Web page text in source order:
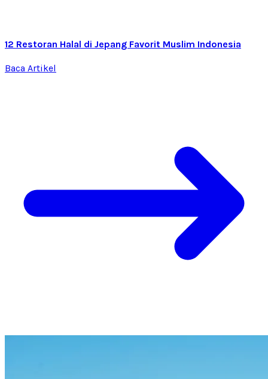
12 Restoran Halal di Jepang Favorit Muslim Indonesia
Baca Artikel